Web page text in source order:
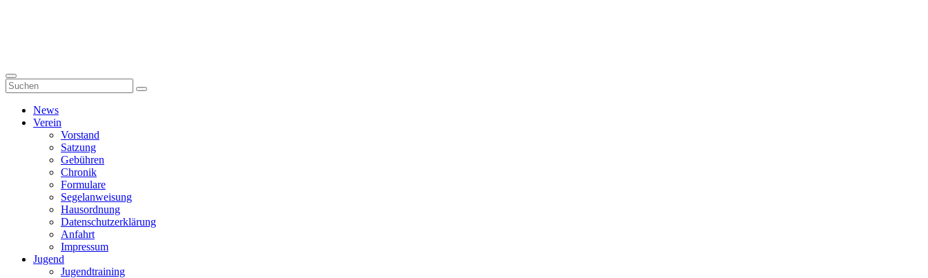
News
Verein
Vorstand
Satzung
Gebühren
Chronik
Formulare
Segelanweisung
Hausordnung
Datenschutzerklärung
Anfahrt
Impressum
Jugend
Jugendtraining